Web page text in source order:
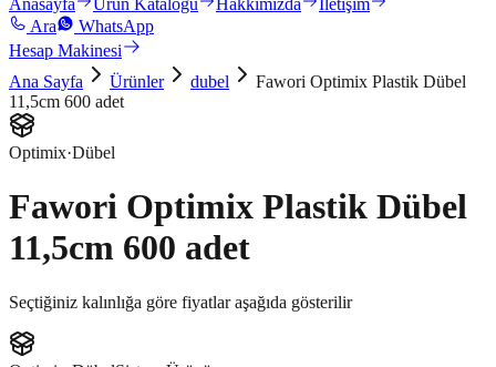
Anasayfa Ürün Kataloğu Hakkımızda
İletişim
Ara
WhatsApp
Hesap Makinesi
Ana Sayfa
Ürünler dubel
Fawori Optimix Plastik Dübel
11,5cm 600 adet
Optimix·Dübel
Fawori Optimix Plastik Dübel
11,5cm 600 adet
Seçtiğiniz kalınlığa göre fiyatlar aşağıda gösterilir